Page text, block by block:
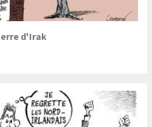
d'Irak